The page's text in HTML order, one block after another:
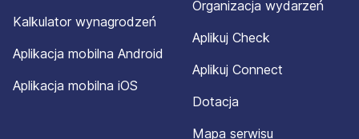
Kalkulator wynagrodzeń
Aplikacja mobilna Android
Aplikacja mobilna iOS
Organizacja wydarzeń
Aplikuj Check
Aplikuj Connect
Dotacja
Mapa serwisu